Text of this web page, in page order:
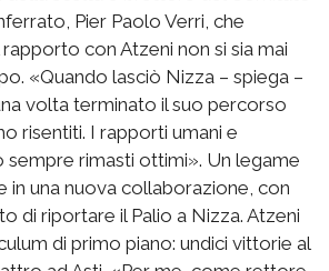
Pier Paolo Verri, che
con Atzeni non si sia mai
«Quando lasciò Nizza – spiega –
volta terminato il suo percorso
risentiti. I rapporti umani e
sempre rimasti ottimi». Un legame
in una nuova collaborazione, con
di riportare il Palio a Nizza. Atzeni
di primo piano: undici vittorie al